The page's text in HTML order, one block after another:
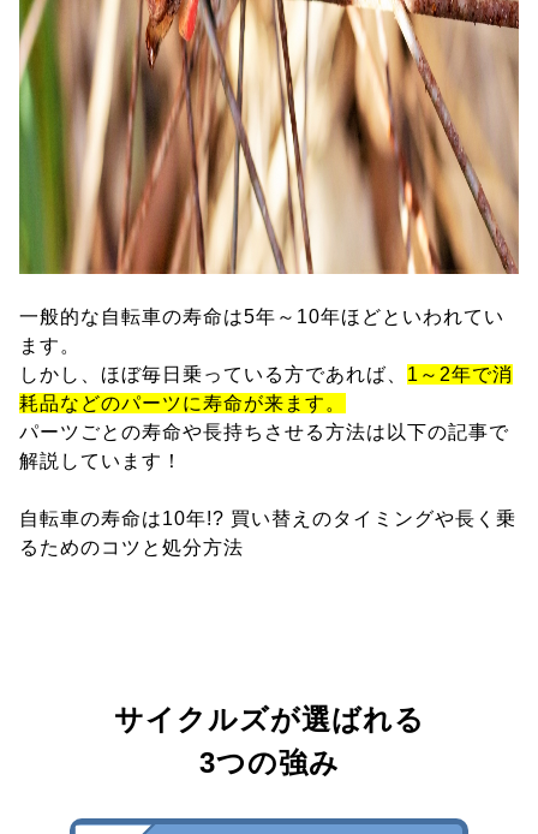
一般的な自転車の寿命は5年～10年ほどといわれてい
ます。
しかし、ほぼ毎日乗っている方であれば、 1～2年で消
耗品などのパーツに寿命が来ます。
パーツごとの寿命や長持ちさせる方法は以下の記事で
解説しています！
自転車の寿命は10年!? 買い替えのタイミングや長く乗
るためのコツと処分方法
サイクルズが選ばれる
3つの強み